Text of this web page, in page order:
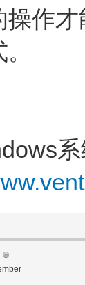
操作